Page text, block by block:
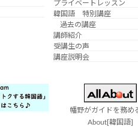
プライベートレッスン
韓国語 特別講座
過去の講座
講師紹介
受講生の声
講座説明会
幡野がガイドを務め
About[韓国語]